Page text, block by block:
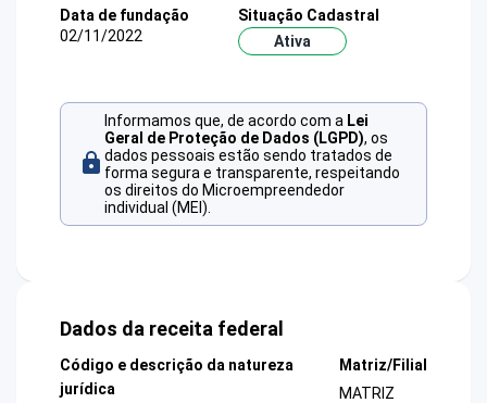
Data de fundação
02/11/2022
Situação Cadastral
Ativa
Informamos que, de acordo com a Lei
Geral de Proteção de Dados (LGPD), os
dados pessoais estão sendo tratados de
forma segura e transparente, respeitando
os direitos do Microempreendedor
individual (MEI).
Dados da receita federal
Código e descrição da natureza
jurídica
Matriz/Filial
MATRIZ